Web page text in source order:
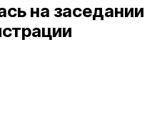
на заседании